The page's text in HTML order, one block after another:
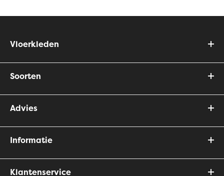
Vloerkleden
Soorten
Advies
Informatie
Klantenservice